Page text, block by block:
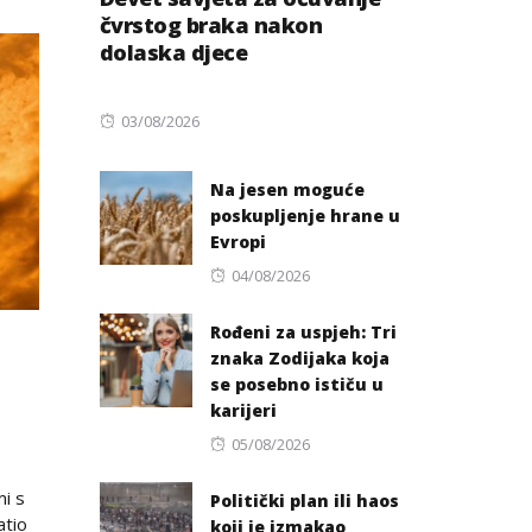
s
čvrstog braka nakon
dolaska djece
Posted
03/08/2026
Na jesen moguće
poskupljenje hrane u
Evropi
Posted
04/08/2026
Rođeni za uspjeh: Tri
znaka Zodijaka koja
se posebno ističu u
karijeri
Posted
05/08/2026
Politički plan ili haos
koji je izmakao